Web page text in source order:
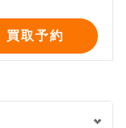
買取予約